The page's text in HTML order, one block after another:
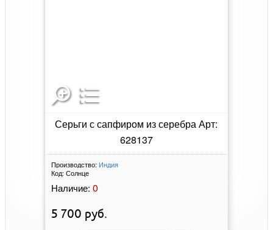
Серьги с сапфиром из серебра Арт:
628137
Производство: Индия
Код: Солнце
Наличие: 0
5 700 руб.